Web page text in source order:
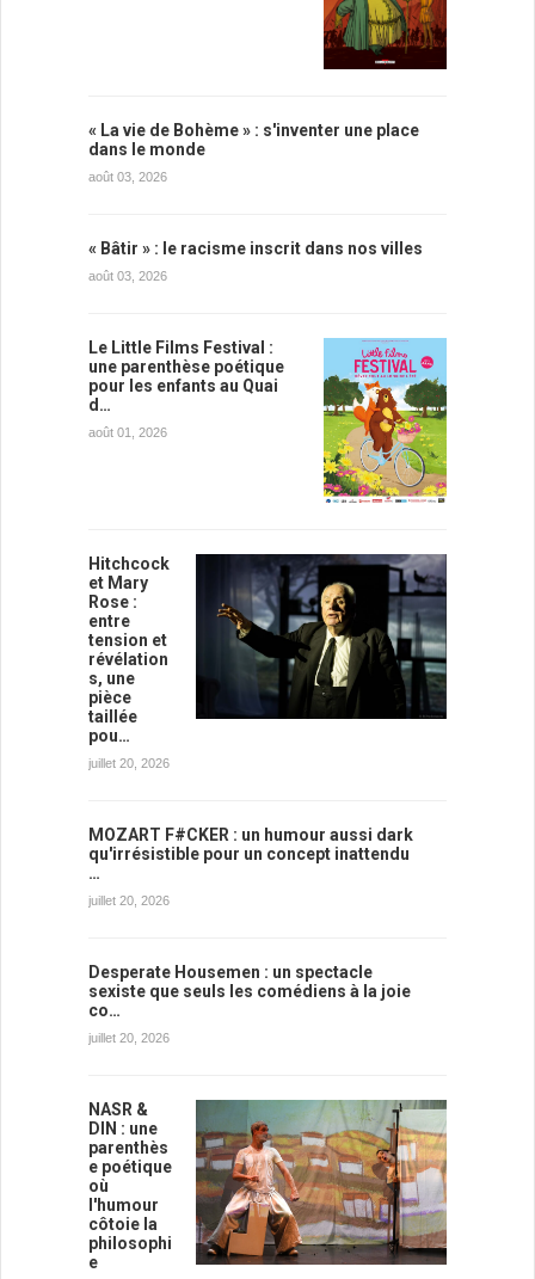
« La vie de Bohème » : s'inventer une place
dans le monde
août 03, 2026
« Bâtir » : le racisme inscrit dans nos villes
août 03, 2026
Le Little Films Festival :
une parenthèse poétique
pour les enfants au Quai
d…
août 01, 2026
Hitchcock
et Mary
Rose :
entre
tension et
révélation
s, une
pièce
taillée
pou…
juillet 20, 2026
MOZART F#CKER : un humour aussi dark
qu'irrésistible pour un concept inattendu
…
juillet 20, 2026
Desperate Housemen : un spectacle
sexiste que seuls les comédiens à la joie
co…
juillet 20, 2026
NASR &
DIN : une
parenthès
e poétique
où
l'humour
côtoie la
philosophi
e